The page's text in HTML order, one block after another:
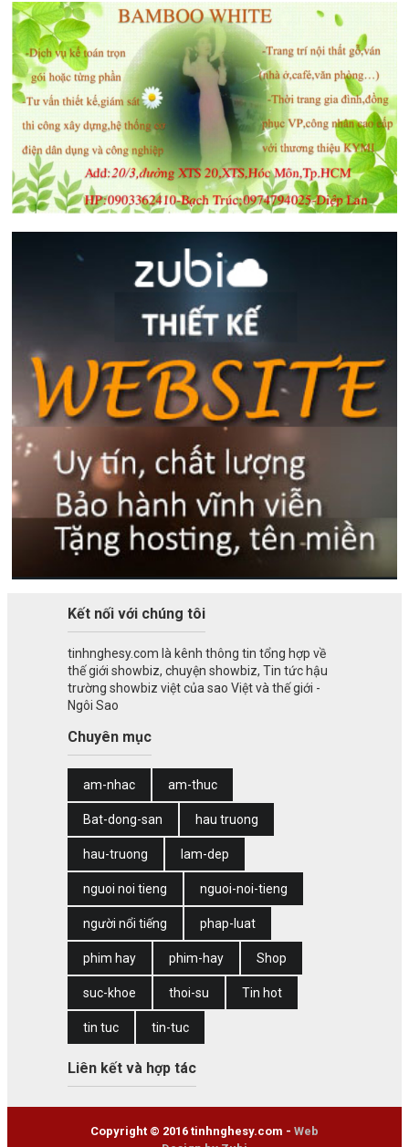
Kết nối với chúng tôi
tinhnghesy.com là kênh thông tin tổng hợp về
thế giới showbiz, chuyện showbiz, Tin tức hậu
trường showbiz việt của sao Việt và thế giới -
Ngôi Sao
Chuyên mục
am-nhac am-thuc
Bat-dong-san hau truong
hau-truong lam-dep
nguoi noi tieng nguoi-noi-tieng
người nổi tiếng phap-luat
phim hay phim-hay Shop
suc-khoe thoi-su Tin hot
tin tuc tin-tuc
Liên kết và hợp tác
Copyright © 2016 tinhnghesy.com - Web